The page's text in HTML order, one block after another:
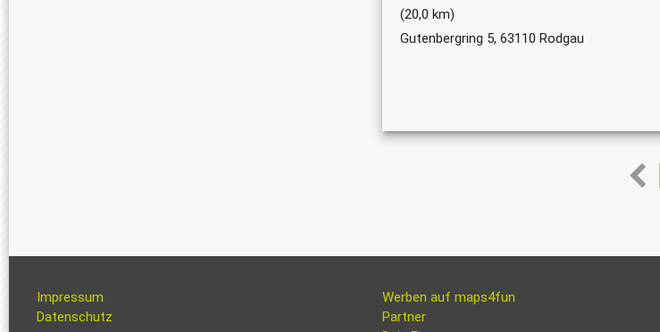
(20,0 km)
Gutenbergring 5, 63110 Rodgau
Impressum
Datenschutz
Werben auf maps4fun
Partner